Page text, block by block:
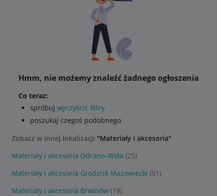
Hmm, nie możemy znaleźć żadnego ogłoszenia
Co teraz:
spróbuj wyczyścić filtry
poszukaj czegoś podobnego
Zobacz w innej lokalizacji "Materiały i akcesoria"
Materiały i akcesoria Odrano-Wola (25)
Materiały i akcesoria Grodzisk Mazowiecki (51)
Materiały i akcesoria Brwinów (19)